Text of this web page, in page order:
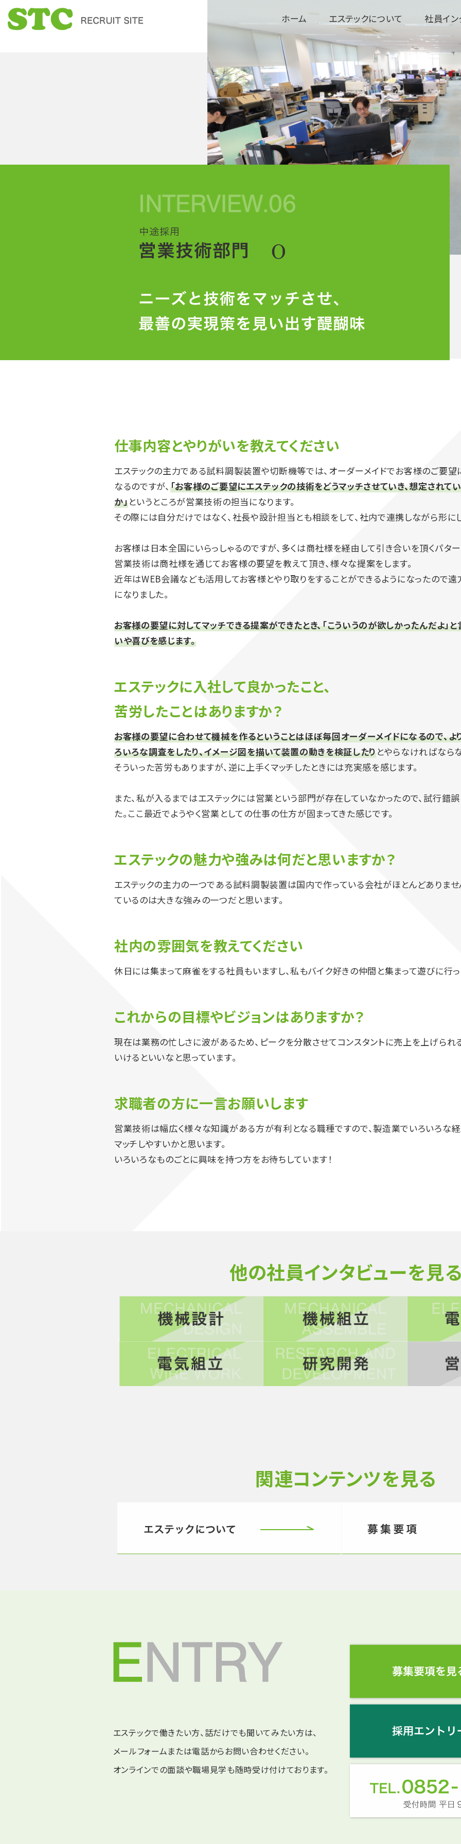
ホーム エステックについて 社員イ
仕事内容とやりがいを教えてください
エステックの主力である試料調製装置や切断機等では、オーダーメイドでお客様のご要望
なるのですが、「お客様のご要望にエステックの技術をどうマッチさせていき、想定され
か」というところが営業技術の担当になります。
その際には自分だけではなく、社長や設計担当とも相談をして、社内で連携しながら形に
お客様は日本全国にいらっしゃるのですが、多くは商社様を経由して引き合いを頂くパター
営業技術は商社様を通じてお客様の要望を教えて頂き、様々な提案をします。
近年はWEB会議なども活用してお客様とやり取りをすることができるようになったので
になりました。
お客様の要望に対してマッチできる提案ができたとき、「こういうのが欲しかったんだよ」
いや喜びを感じます。
エステックに入社して良かったこと、
苦労したことはありますか？
お客様の要望に合わせて機械を作るということはほぼ毎回オーダーメイドになるので、よ
ろいろな調査をしたり、イメージ図を描いて装置の動きを検証したりとやらなければなら
そういった苦労もありますが、逆に上手くマッチしたときには充実感を感じます。
また、私が入るまではエステックには営業という部門が存在していなかったので、試行錯
た。ここ最近でようやく営業としての仕事の仕方が固まってきた感じです。
エステックの魅力や強みは何だと思いますか？
エステックの主力の一つである試料調製装置は国内で作っている会社がほとんどありませ
ているのは大きな強みの一つだと思います。
社内の雰囲気を教えてください
休日には集まって麻雀をする社員もいますし、私もバイク好きの仲間と集まって遊びに行っ
これからの目標やビジョンはありますか？
現在は業務の忙しさに波があるため、ピークを分散させてコンスタントに売上を上げられ
いけるといいなと思っています。
求職者の方に一言お願いします
営業技術は幅広く様々な知識がある方が有利となる職種ですので、製造業でいろいろな
マッチしやすいかと思います。
いろいろなものごとに興味を持つ方をお待ちしています！
他の社員インタビューを見
関連コンテンツを見る
エステックで働きたい方、話だけでも聞いてみたい方は、
メールフォームまたは電話からお問い合わせください。
オンラインでの面談や職場見学も随時受け付けております。